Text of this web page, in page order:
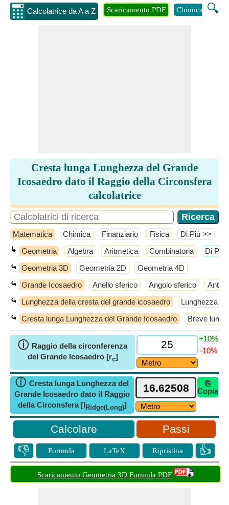
Calcolatrice da A a Z 🔍
Scaricamento PDF Chimica
Cresta lunga Lunghezza del Grande
Icosaedro dato il Raggio della Circonsfera
calcolatrice
Matematica Chimica Finanziario Fisica ​Di Più >>
↳ Geometria Algebra Aritmetica Combinatoria ​Di Più
⤿ Geometria 3D Geometria 2D Geometria 4D
⤿ Grande Icosaedro Anello sferico Angolo sferico
⤿ Lunghezza della cresta del grande icosaedro Lunghezza
⤿ Cresta lunga Lunghezza del Grande Icosaedro Breve
ⓘ Raggio della circonferenza
del Grande Icosaedro [rc]
+10%
-10%
ⓘ Cresta lunga Lunghezza del
Grande Icosaedro dato il Raggio
della Circonsfera [l Ridge(Long)]
⎘
Copia
Passi
👎 Formula LaTeX Ripristina 👍
Scaricamento Geometria 3D Formula PDF